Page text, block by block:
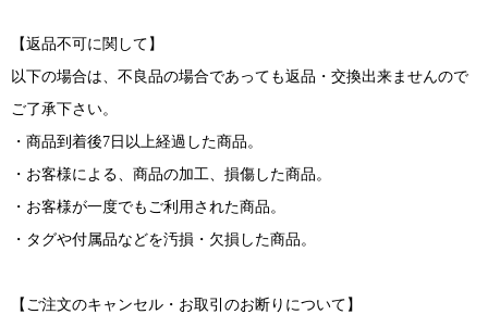
【返品不可に関して】
以下の場合は、不良品の場合であっても返品・交換出来ませんので
ご了承下さい。
・商品到着後7日以上経過した商品。
・お客様による、商品の加工、損傷した商品。
・お客様が一度でもご利用された商品。
・タグや付属品などを汚損・欠損した商品。
【ご注文のキャンセル・お取引のお断りについて】